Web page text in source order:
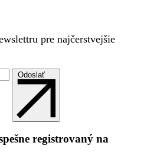
pre najčerstvejšie
Odoslať
registrovaný na